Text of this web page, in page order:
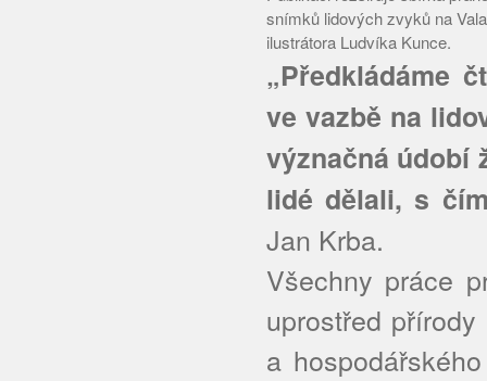
snímků lidových zvyků na
ilustrátora Ludvíka Kunce.
„Předkládáme
ve vazbě na
význačná údobí
lidé dělali, s
Jan Krba.
Všechny práce
uprostřed
a